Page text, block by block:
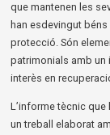
que mantenen les
han esdevingut
protecció. Són
patrimonials amb
interès en
L’informe tècnic que
un treball elaborat